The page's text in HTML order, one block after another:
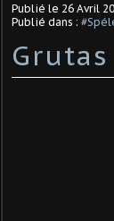
Publié le 26 Avril
Publié dans :